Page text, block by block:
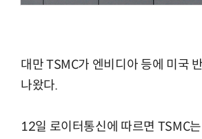
대만 TSMC가 엔비디아 등에 미국
나왔다.
12일 로이터통신에 따르면 TSMC